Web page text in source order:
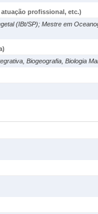
profissional, etc.)
(IBt/SP); Mestre em
Biogeografia, Biologia